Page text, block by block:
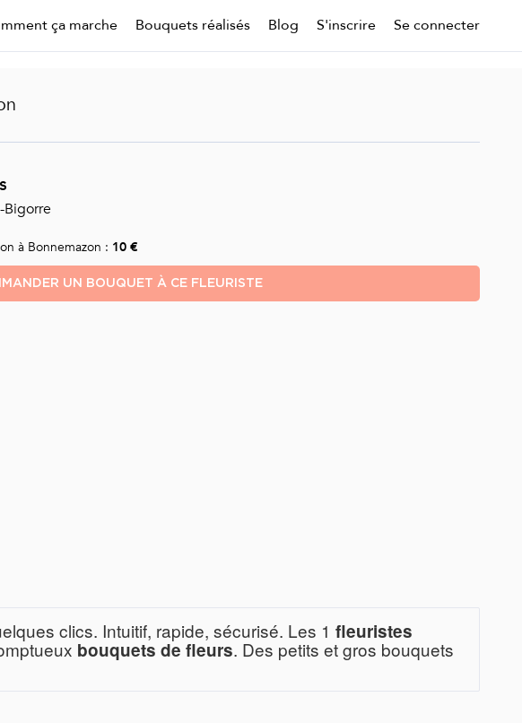
ça marche Bouquets réalisés Blog S'inscrire Se connecter
Bigorre
à Bonnemazon : 10 €
UN BOUQUET À CE FLEURISTE
clics. Intuitif, rapide, sécurisé. Les 1 fleuristes
bouquets de fleurs. Des petits et gros bouquets